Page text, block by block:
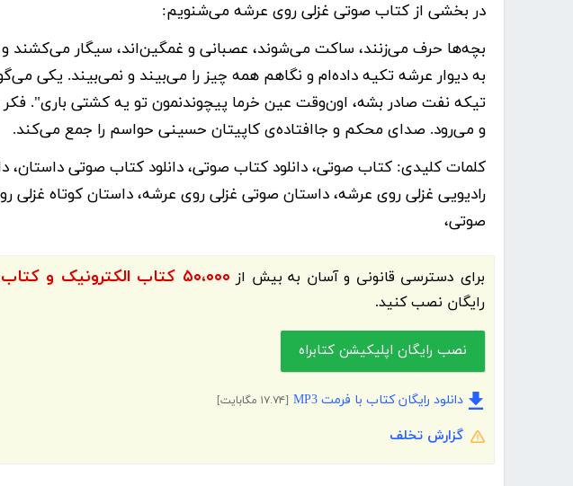
در بخشی از کتاب صوتی غزلی روی عرشه می‌شنویم:
بچه‌ها حرف می‌زنند، ساکت می‌شوند، عصبانی و غمگین‌اند، سیگار
به دیوار عرشه تکیه داده‌ام و نگاهم همه چیز را می‌بیند و نمی‌بیند. یکی
تیکه نفت صادر بشه، اون‌وقت عین خرما پیچوندنمون تو یه کشتی باری".
و می‌رود. صدای محکم و جاافتاده‌ی کاپیتان حسینی حواسم را جمع می‌کند.
کلمات کلیدی: کتاب صوتی، دانلود کتاب صوتی، دانلود کتاب صوتی داستان،
رادیویی غزلی روی عرشه، داستان صوتی غزلی روی عرشه، داستان کوتاه غزلی
صوتی،
برای دسترسی قانونی و آسان به بیش از ۵۰،۰۰۰ کتاب الکترونیک و کتاب صوتی فارسی
رایگان نصب کنید.
نصب رایگان اپلیکیشن کتابراه
دانلود رایگان کتاب با فرمت MP3 [۱۷.۷۴ مگابایت]
گزارش تخلف